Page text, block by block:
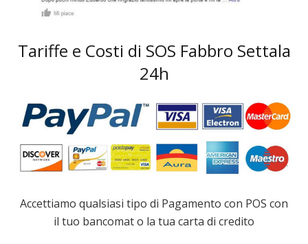
Tariffe e Costi di SOS Fabbro Settala
24h
Accettiamo qualsiasi tipo di Pagamento con POS con
il tuo bancomat o la tua carta di credito